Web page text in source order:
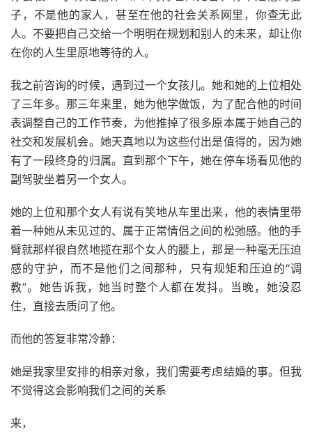
子，不是他的家人，甚至在他的社会关系网里，你查无此
人。不要把自己交给一个明明在规划和别人的未来，却让你
在你的人生里原地等待的人。
我之前咨询的时候，遇到过一个女孩儿。她和她的上位相处
了三年多。那三年来里，她为他学做饭，为了配合他的时间
表调整自己的工作节奏，为他推掉了很多原本属于她自己的
社交和发展机会。她天真地以为这些付出是值得的，因为她
有了一段终身的归属。直到那个下午，她在停车场看见他的
副驾驶坐着另一个女人。
她的上位和那个女人有说有笑地从车里出来，他的表情里带
着一种她从未见过的、属于正常情侣之间的松弛感。他的手
臂就那样很自然地揽在那个女人的腰上，那是一种毫无压迫
感的守护，而不是他们之间那种，只有规矩和压迫的“调
教”。她告诉我，她当时整个人都在发抖。当晚，她没忍
住，直接去质问了他。
而他的答复非常冷静：
她是我家里安排的相亲对象，我们需要考虑结婚的事。但我
不觉得这会影响我们之间的关系
来，